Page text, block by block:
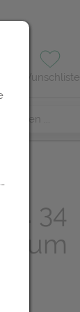
Wunschliste
34
zum